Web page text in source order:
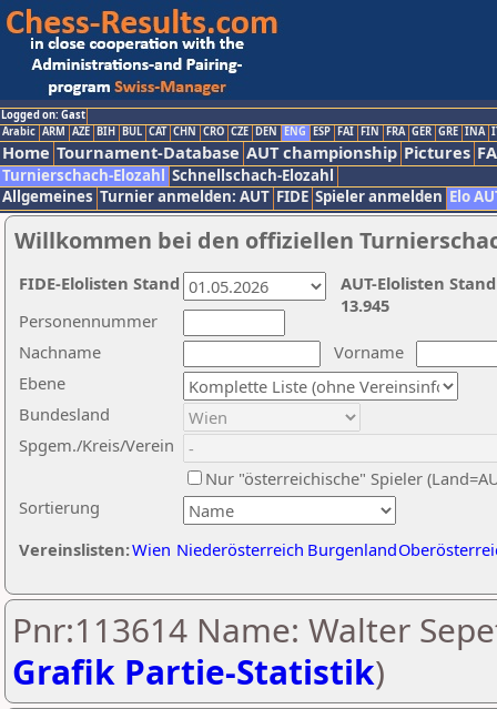
Logged on: Gast
Arabic ARM AZE BIH BUL CAT CHN CRO CZE DEN ENG ESP FAI FIN FRA GER GRE INA
Home Tournament-Database AUT championship Pictures
Turnierschach-Elozahl Schnellschach-Elozahl
Allgemeines Turnier anmelden: AUT FIDE Spieler anmelden Elo
Willkommen bei den offiziellen
Nachname
Vorname
Ebene
Sortierung
Personennummer
Bundesland
Spgem./Kreis/Verein
Nur "österreichische" Spieler
Vereinslisten:Wien Niederösterreich Burgenland
AUT-Elolisten
13.945
FIDE-Elolisten Stand
Pnr:113614 Name: Walter
Grafik Partie-Statistik)